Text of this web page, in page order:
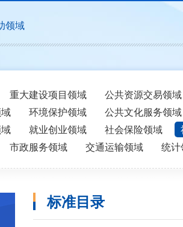
领域
重大建设项目领域 公共资源交易领域
环境保护领域 公共文化服务领域
就业创业领域 社会保险领域
市政服务领域 交通运输领域 统
标准目录